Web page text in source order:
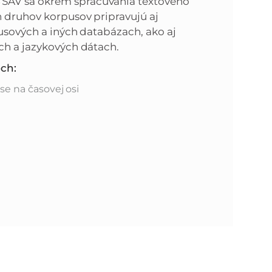
e
t
druhov korpusov pripravujú aj
a iných databázach, ako aj
a jazykových dátach.
na časovej osi